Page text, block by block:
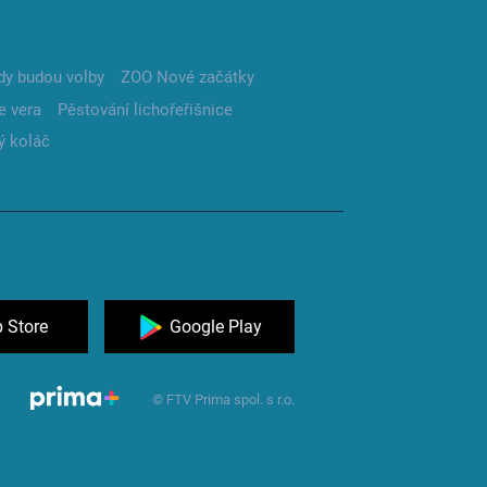
budou volby
ZOO Nové začátky
vera
Pěstování lichořeřišnice
koláč
Store Google Play
© FTV Prima spol. s r.o.